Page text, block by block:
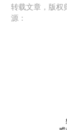
转载文章，版权
源：